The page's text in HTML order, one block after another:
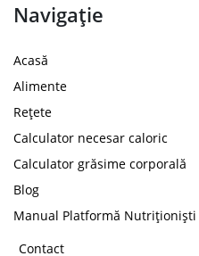
Navigație
Acasă
Alimente
Rețete
Calculator necesar caloric
Calculator grăsime corporală
Blog
Manual Platformă Nutriționiști
Contact